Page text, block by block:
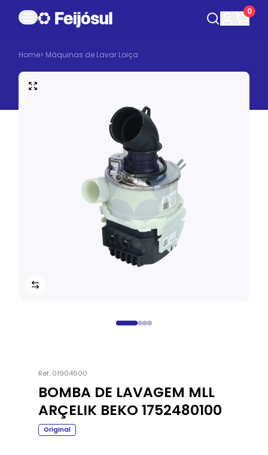
0
Home> Máquinas de Lavar Loiça
Ref. 01904600
BOMBA DE LAVAGEM MLL
ARÇELIK BEKO 1752480100
Original